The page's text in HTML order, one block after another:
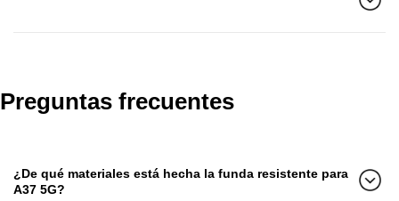
Preguntas frecuentes
¿De qué materiales está hecha la funda resistente para
A37 5G?